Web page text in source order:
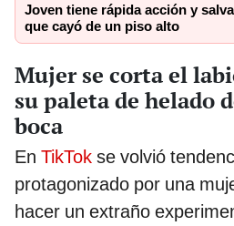
Joven tiene rápida acción y
que cayó de un piso alto
Mujer se corta el
su paleta de helado
boca
En TikTok se volvió
protagonizado por una
hacer un extraño